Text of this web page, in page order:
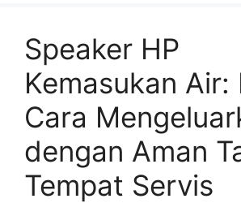
Speaker HP
Kemasukan Air:
Cara
dengan Aman
Tempat Servis